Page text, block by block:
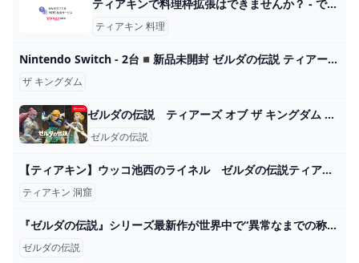
ティアキンで料理枠拡張はできませんか？ - できませんね - Yahoo!知恵袋
ティアキン 料理
Nintendo Switch - 2台◾️新品未開封 ゼルダの伝説 ティアーズ オブ ザ キングダムの通販 by doaems shop｜ニンテンドースイッチならラクマ
ザ キングダム
ゼルダの伝説 ティアーズ オブ ザ キングダム リンク・ゼルダ・ガノンドロフ像 展示映像 [Nintendo Live 2024 TOKYO] - YouTube
ゼルダの伝説
【ティアキン】ウッコ池西のライネル ゼルダの伝説ティアーズオブ ザキングダム #ゼルダの伝説 #ティアキン #zelda #shorts - YouTube
ティアキン 洞窟
『ゼルダの伝説』シリーズ最新作が世界中で“異常なまでの称賛”を集めている“納得の理由”
ゼルダの伝説